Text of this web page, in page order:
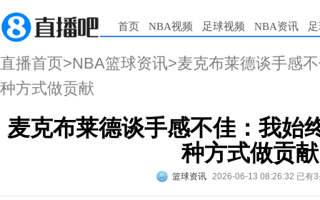
首页 NBA视频 足球视频 NBA资讯
直播首页>NBA篮球资讯>麦克布莱德谈手感
种方式做贡献
麦克布莱德谈手感不佳：我始
种方式做贡献
篮球资讯 2026-06-13 08:26:32 已有